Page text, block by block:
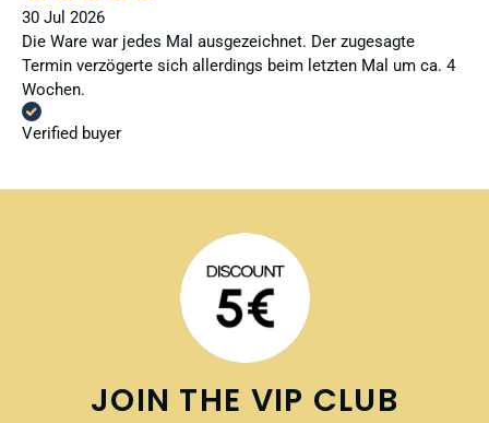
30 Jul 2026
Die Ware war jedes Mal ausgezeichnet. Der zugesagte
Termin verzögerte sich allerdings beim letzten Mal um ca. 4
Wochen.
Verified buyer
JOIN THE VIP CLUB